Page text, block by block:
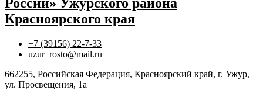
Красноярского края
+7 (39156) 22-7-33
uzur_rosto@mail.ru
662255, Российская Федерация, Красноярский край, г. Ужур,
ул. Просвещения, 1а